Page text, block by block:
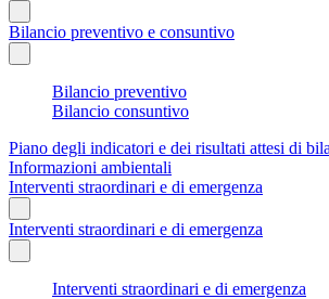
Bilancio preventivo e consuntivo
Bilancio preventivo
Bilancio consuntivo
Piano degli indicatori e dei risultati attesi di
Informazioni ambientali
Interventi straordinari e di emergenza
Interventi straordinari e di emergenza
Interventi straordinari e di emergenza